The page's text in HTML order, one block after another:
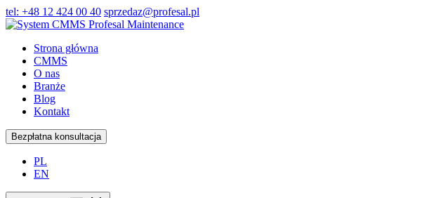
tel: +48 12 424 00 40 sprzedaz@profesal.pl
Strona główna
CMMS
O nas
Branże
Blog
Kontakt
Bezpłatna konsultacja
PL
EN